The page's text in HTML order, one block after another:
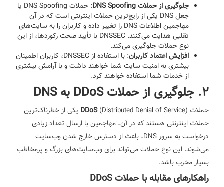
جلوگیری از حملات DNS Spoofing
: حملات DNS Spoofing یا
جعل DNS یکی از رایج‌ترین حملات اینترنتی است که در آن
مهاجمین اطلاعات DNS را تغییر داده و کاربران را به سایت‌های
تقلبی هدایت می‌کنند. DNSSEC با تأیید صحت رکوردها، از این
نوع حملات جلوگیری می‌کند.
افزایش اعتماد کاربران
: با استفاده از DNSSEC، کاربران اطمینان
بیشتری به امنیت سایت شما خواهند داشت و با آرامش بیشتری
از خدمات شما استفاده خواهند کرد.
2. جلوگیری از حملات DDoS به DNS
حملات DDoS (Distributed Denial of Service) یکی از خطرناک‌ترین
حملات اینترنتی هستند که در آن، مهاجمین با ارسال تعداد زیادی
درخواست به سرور DNS، باعث از دسترس خارج شدن وب‌سایت
می‌شوند. این نوع حملات می‌تواند برای وب‌سایت‌های بزرگ و پرمخاطب
بسیار مخرب باشد.
راهکارهای مقابله با حملات DDoS